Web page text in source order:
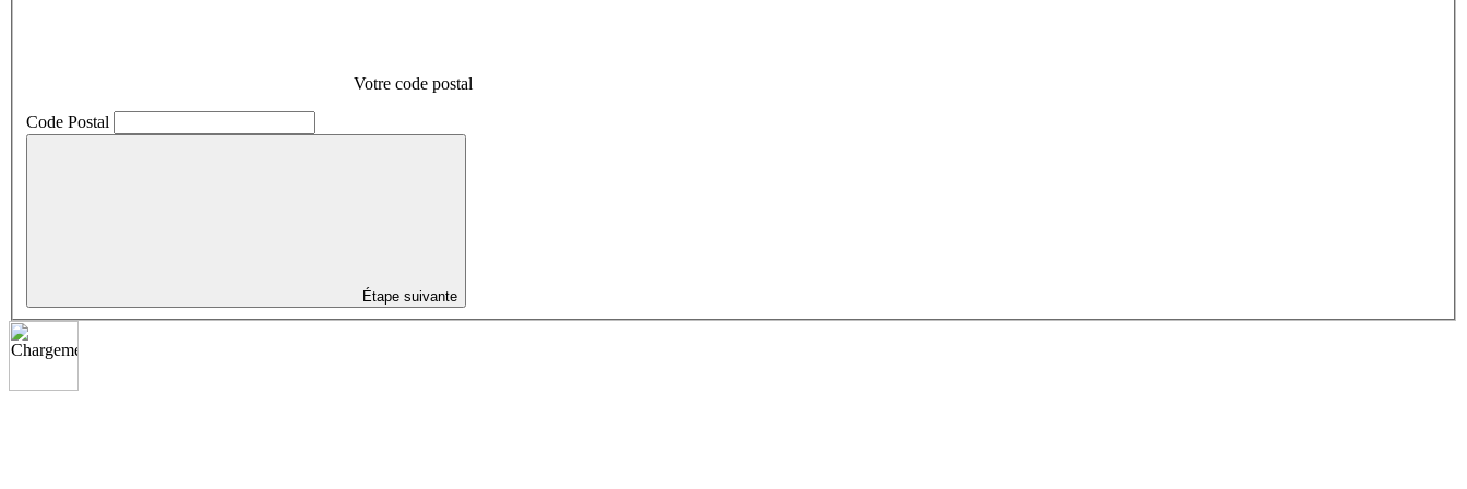
Votre code postal
Code Postal
Étape suivante